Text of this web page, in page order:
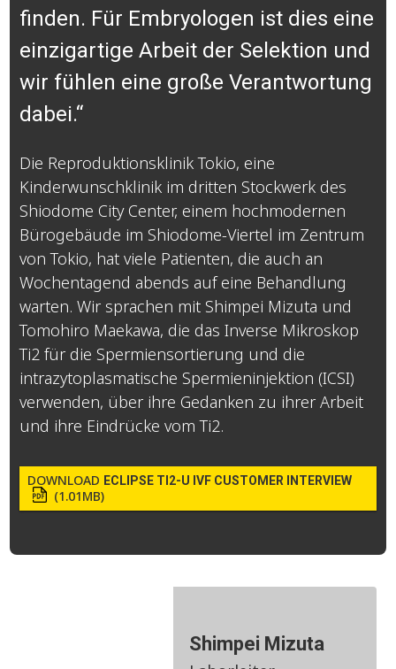
finden. Für Embryologen ist dies eine
einzigartige Arbeit der Selektion und
wir fühlen eine große Verantwortung
dabei.“
Die Reproduktionsklinik Tokio, eine
Kinderwunschklinik im dritten Stockwerk des
Shiodome City Center, einem hochmodernen
Bürogebäude im Shiodome-Viertel im Zentrum
von Tokio, hat viele Patienten, die auch an
Wochentagend abends auf eine Behandlung
warten. Wir sprachen mit Shimpei Mizuta und
Tomohiro Maekawa, die das Inverse Mikroskop
Ti2 für die Spermiensortierung und die
intrazytoplasmatische Spermieninjektion (ICSI)
verwenden, über ihre Gedanken zu ihrer Arbeit
und ihre Eindrücke vom Ti2.
DOWNLOAD ECLIPSE TI2-U IVF CUSTOMER INTERVIEW
(1.01MB)
Shimpei Mizuta